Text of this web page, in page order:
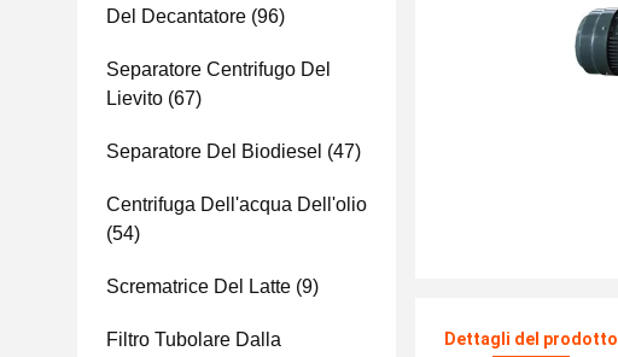
Del Decantatore (96)
Separatore Centrifugo Del
Lievito (67)
Separatore Del Biodiesel (47)
Centrifuga Dell'acqua Dell'olio
(54)
Scrematrice Del Latte (9)
Filtro Tubolare Dalla
Dettagli del prodotto